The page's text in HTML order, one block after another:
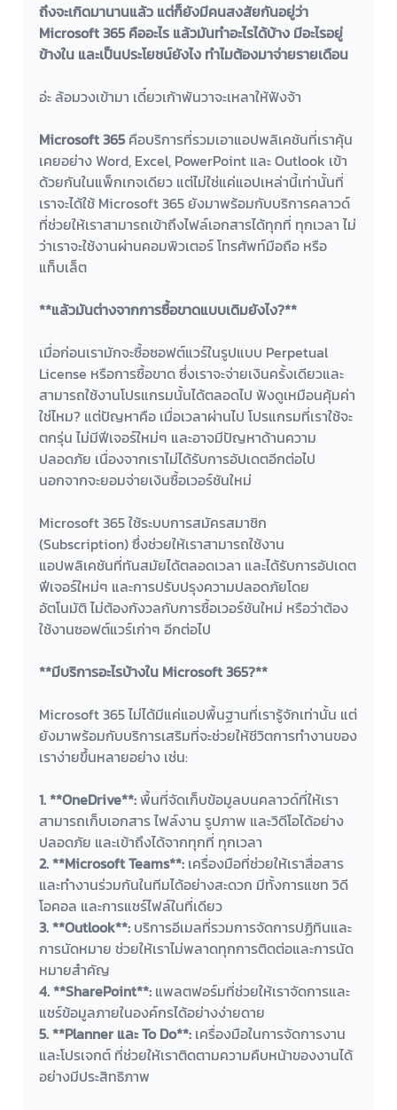
ถึงจะเกิดมานานแล้ว แต่ก็ยังมีคนสงสัยกันอยู่ว่า
Microsoft 365 คืออะไร แล้วมันทำอะไรได้บ้าง มีอะไรอยู่
ข้างใน และเป็นประโยชน์ยังไง ทำไมต้องมาจ่ายรายเดือน
อ่ะ ล้อมวงเข้ามา เดี๋ยวเก้าพันวาจะเหลาให้ฟังจ้า
Microsoft 365 คือบริการที่รวมเอาแอปพลิเคชันที่เราคุ้น
เคยอย่าง Word, Excel, PowerPoint และ Outlook เข้า
ด้วยกันในแพ็กเกจเดียว แต่ไม่ใช่แค่แอปเหล่านี้เท่านั้นที่
เราจะได้ใช้ Microsoft 365 ยังมาพร้อมกับบริการคลาวด์
ที่ช่วยให้เราสามารถเข้าถึงไฟล์เอกสารได้ทุกที่ ทุกเวลา ไม่
ว่าเราจะใช้งานผ่านคอมพิวเตอร์ โทรศัพท์มือถือ หรือ
แท็บเล็ต
**แล้วมันต่างจากการซื้อขาดแบบเดิมยังไง?**
เมื่อก่อนเรามักจะซื้อซอฟต์แวร์ในรูปแบบ Perpetual
License หรือการซื้อขาด ซึ่งเราจะจ่ายเงินครั้งเดียวและ
สามารถใช้งานโปรแกรมนั้นได้ตลอดไป ฟังดูเหมือนคุ้มค่า
ใช่ไหม? แต่ปัญหาคือ เมื่อเวลาผ่านไป โปรแกรมที่เราใช้จะ
ตกรุ่น ไม่มีฟีเจอร์ใหม่ๆ และอาจมีปัญหาด้านความ
ปลอดภัย เนื่องจากเราไม่ได้รับการอัปเดตอีกต่อไป
นอกจากจะยอมจ่ายเงินซื้อเวอร์ชันใหม่
Microsoft 365 ใช้ระบบการสมัครสมาชิก
(Subscription) ซึ่งช่วยให้เราสามารถใช้งาน
แอปพลิเคชันที่ทันสมัยได้ตลอดเวลา และได้รับการอัปเดต
ฟีเจอร์ใหม่ๆ และการปรับปรุงความปลอดภัยโดย
อัตโนมัติ ไม่ต้องกังวลกับการซื้อเวอร์ชันใหม่ หรือว่าต้อง
ใช้งานซอฟต์แวร์เก่าๆ อีกต่อไป
**มีบริการอะไรบ้างใน Microsoft 365?**
Microsoft 365 ไม่ได้มีแค่แอปพื้นฐานที่เรารู้จักเท่านั้น แต่
ยังมาพร้อมกับบริการเสริมที่จะช่วยให้ชีวิตการทำงานของ
เราง่ายขึ้นหลายอย่าง เช่น:
1. **OneDrive**: พื้นที่จัดเก็บข้อมูลบนคลาวด์ที่ให้เรา
สามารถเก็บเอกสาร ไฟล์งาน รูปภาพ และวิดีโอได้อย่าง
ปลอดภัย และเข้าถึงได้จากทุกที่ ทุกเวลา
2. **Microsoft Teams**: เครื่องมือที่ช่วยให้เราสื่อสาร
และทำงานร่วมกันในทีมได้อย่างสะดวก มีทั้งการแชท วิดี
โอคอล และการแชร์ไฟล์ในที่เดียว
3. **Outlook**: บริการอีเมลที่รวมการจัดการปฏิทินและ
การนัดหมาย ช่วยให้เราไม่พลาดทุกการติดต่อและการนัด
หมายสำคัญ
4. **SharePoint**: แพลตฟอร์มที่ช่วยให้เราจัดการและ
แชร์ข้อมูลภายในองค์กรได้อย่างง่ายดาย
5. **Planner และ To Do**: เครื่องมือในการจัดการงาน
และโปรเจกต์ ที่ช่วยให้เราติดตามความคืบหน้าของงานได้
อย่างมีประสิทธิภาพ